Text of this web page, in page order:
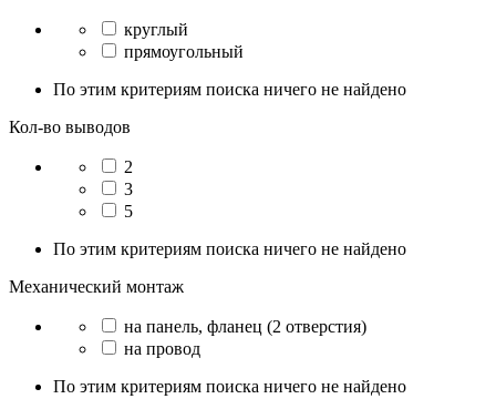
круглый
прямоугольный
По этим критериям поиска ничего не найдено
Кол-во выводов
2
3
5
По этим критериям поиска ничего не найдено
Механический монтаж
на панель, фланец (2 отверстия)
на провод
По этим критериям поиска ничего не найдено